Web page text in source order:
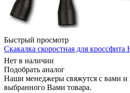
Быстрый просмотр
Скакалка скоростная для
Нет в наличии
Подобрать аналог
Наши менеджеры свяжутся с вами и
выбранного Вами товара.